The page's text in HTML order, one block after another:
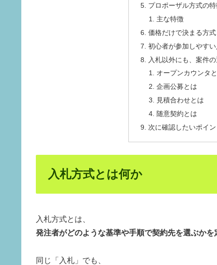
プロポーザル方式の
主な特徴
価格だけで決まる方
初心者が参加しやす
入札以外にも、案件
オープンカウンタ
企画公募とは
見積合わせとは
随意契約とは
次に確認したいポイン
入札方式とは何か
入札方式とは、
発注者がどのような基準や手順で契約先を選ぶかを
同じ「入札」でも、